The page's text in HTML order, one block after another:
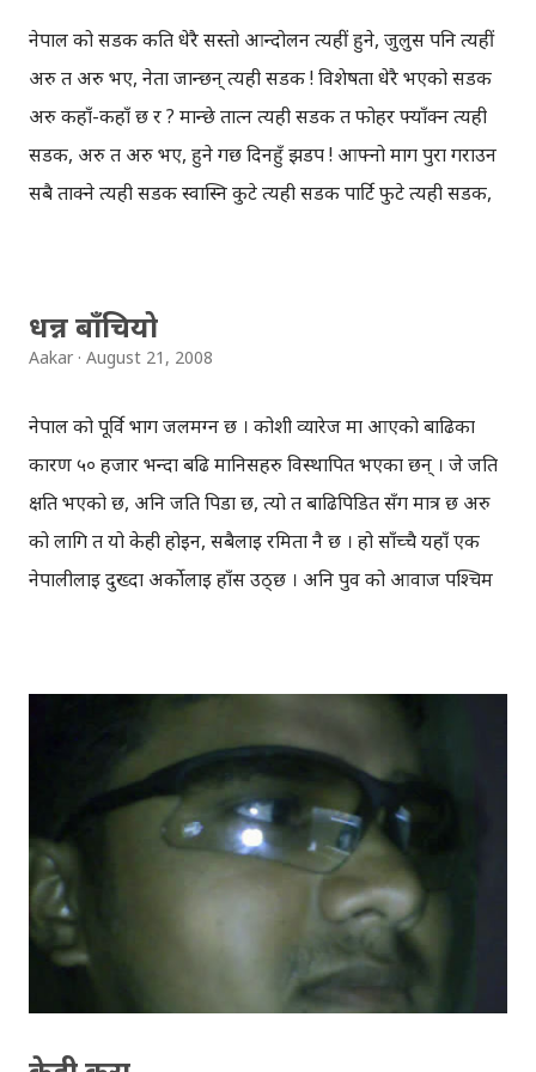
वाक्य सम्झेँ, झनै आफैँलाई अप्ठायारो हुँदै गयो, यो खबरले म त मर्माहत
भएँ भने उनी नहुने कुरै भएन । जसलाई पर्यो त्यसलाई मात्र थाहा हुन्छ
चोट के हो ? हामी ले सान्त्वनाको स्वरदिने मात्र न हो । के यो दु:ख
हामीले बाँडेर लिन सक्छौँ ? अनि मैले रिप्लाई गरेँ, “मलाई माफ गर,
तिम्रो प्रश्नको जवाफ दिन एउटा शब्द पनि म सँग छैन, मात्र म त्यहाँ को
नेपाल को सडक कति धेरै सस्तो आन्दोलन त्यहीं हुने, जुलुस पनि त्यहीं
अरु त अरु भए, नेता जान्छन् त्यही सडक ! विशेषता धेरै भएको सडक
अरु कहाँ-कहाँ छ र ? मान्छे तात्न त्यही सडक त फोहर फ्याँक्न त्यही
सडक, अरु त अरु भए, हुने गर्छ दिनहुँ झडप ! आफ्नो माग पुरा गराउन
सबै ताक्ने त्यही सडक स्वास्नि कुटे त्यही सडक पार्टि फुटे त्यही सडक,
सडक, अरु त अरु भए, मुल्य बढे त्यही सडक ! -सुनिल घिमिरे
धन्न बाँचियो
Aakar August 21, 2008
नेपाल को पूर्वि भाग जलमग्न छ । कोशी व्यारेज मा आएको बाढिका
कारण ५० हजार भन्दा बढि मानिसहरु विस्थापित भएका छन् । जे जति
क्षति भएको छ, अनि जति पिडा छ, त्यो त बाढिपिडित सँग मात्र छ अरु
को लागि त यो केही होइन, सबैलाई रमिता नै छ । हो साँच्चै यहाँ एक
नेपालीलाई दुख्दा अर्कोलाई हाँस उठ्छ । अनि पुर्व को आवाज पश्चिम
हामी ले बाढिका कारण यती धेरै क्षति व्यहोर्नु पर्ने थिएन । कोशी को
ड्याम फुटेर गाउँ मा पसेको बाढिका कारण सबैतिर जलमग्न छ । टाढा-
टाढा सम्म पानी छ, अनि पानी मा हेलिँदै मान्छेहरु हिँडिरहेकाछन्, कोहि
आफन्त खोजिरहेकाछन्, कोही सबथोक गुमाउनुको पिडा ले
रोइरहेकाछन् । समाचार मा देखाइएका यी दृश्यहरु निकै नै मार्मिक छन्
। कोही घाइते छन्, कतै के बगाइरहेको छ, कतै के, अनि जमिन देख्न
पाइएको छैन । बाढिले यति ठूलो उपद्रो गरिसकेको छ अनि उद्धारको
काम पनि जारी छ तर केही व्यक्तिहरु चाँही धनि बन्न खोजिरहेकाछन् ।
उनीहरु पानी मा आफन्त खोजे झैँ, सम्पति फेलापार्न लागिपरेकाछन्,